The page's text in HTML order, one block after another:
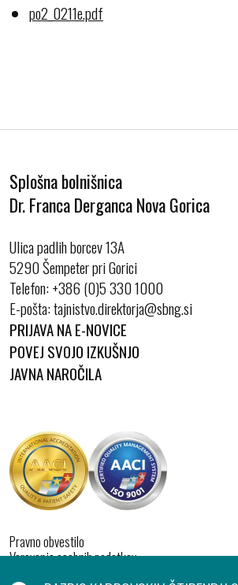
po2_0211e.pdf
Splošna bolnišnica
Dr. Franca Derganca Nova Gorica
Ulica padlih borcev 13A
5290 Šempeter pri Gorici
Telefon:+386 (0)5 330 1000
E-pošta:
PRIJAVA NA E-NOVICE
POVEJ SVOJO IZKUŠNJO
JAVNA NAROČILA
Pravno obvestilo
Varovanje osebnih podatkov